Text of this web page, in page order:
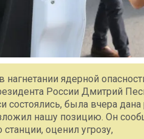
нагнетании ядерной
России Дмитрий
состоялись, была вчера
нашу позицию. Он
оценил угрозу,